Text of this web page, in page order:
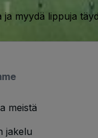
myydä lippuja
meistä
jakelu